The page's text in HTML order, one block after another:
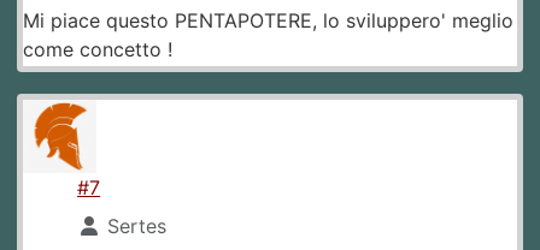
Mi piace questo PENTAPOTERE, lo sviluppero' meglio
come concetto !
#7
Sertes